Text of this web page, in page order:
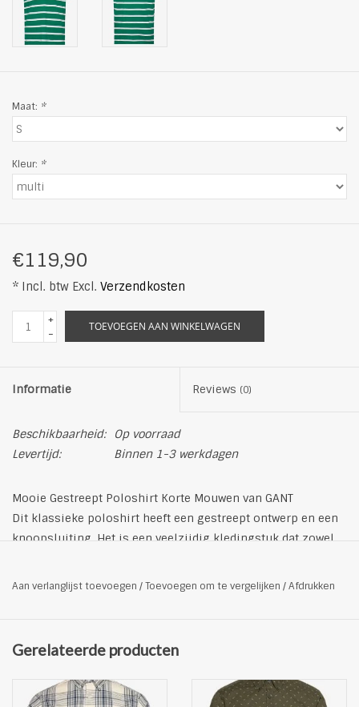
Maat: *
Kleur: *
€119,90
* Incl. btw Excl. Verzendkosten
+
-
TOEVOEGEN AAN WINKELWAGEN
Informatie Reviews (0)
Beschikbaarheid:
Op voorraad
Levertijd:
Binnen 1-3 werkdagen
Mooie Gestreept Poloshirt Korte Mouwen van GANT
Dit klassieke poloshirt heeft een gestreept ontwerp en een
knoopsluiting. Het is een veelzijdig kledingstuk dat zowel
Aan verlanglijst toevoegen /Toevoegen om te vergelijken /Afdrukken
Gerelateerde producten